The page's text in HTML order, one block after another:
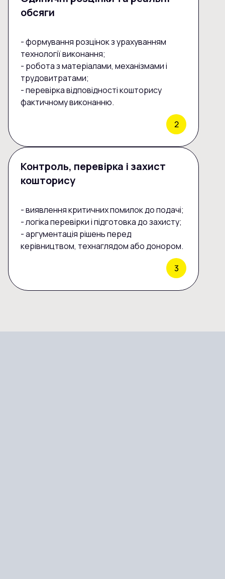
обсяги
- формування розцінок з урахуванням
технології виконання;
- робота з матеріалами, механізмами і
трудовитратами;
- перевірка відповідності кошторису
фактичному виконанню.
Контроль, перевірка і захист
кошторису
- виявлення критичних помилок до подачі;
- логіка перевірки і підготовка до захисту;
- аргументація рішень перед
керівництвом, технаглядом або донором.